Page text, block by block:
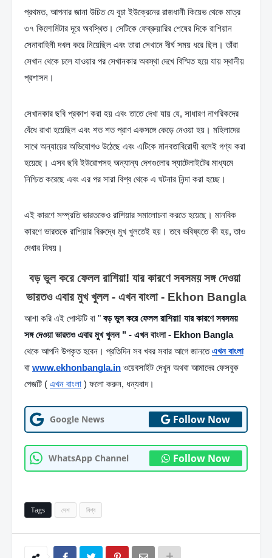
প্রথমত, আপনার জানা উচিত যে বুচা ইউক্রেনের রাজধানী কিয়েভ থেকে মাত্র
৩৭ কিলোমিটার দূরে অবস্থিত। সেটিকে ফেব্রুয়ারির শেষের দিকে রাশিয়ান
সেনাবাহিনী দখল করে নিয়েছিল এবং তারা সেখানে দীর্ঘ সময় ধরে ছিল। তাঁরা
সেখান থেকে চলে যাওয়ার পর সেখানকার অবস্থা দেখে বিস্মিত হয়ে যায় স্থানীয়
প্রশাসন।
সেখানকার ছবি প্রকাশ করা হয় এবং তাতে দেখা যায় যে, সাধারণ নাগরিকদের
বেঁধে রাখা হয়েছিল এবং শত শত প্রাণ একসঙ্গে কেড়ে নেওয়া হয়। মহিলাদের
সাথে অন্যায়ের অভিযোগও উঠেছে এবং এটিকে মানবতাবিরোধী বলেই গণ্য করা
হয়েছে। এসব ছবি ইউরোপসহ অন্যান্য দেশগুলোর স্যাটেলাইটের মাধ্যমে
নিশ্চিত করেছে এবং এর পর সারা বিশ্ব থেকে এ ঘটনার নিন্দা করা হচ্ছে।
এই কারণে সম্প্রতি ভারতকেও রাশিয়ার সমালোচনা করতে হয়েছে। মানবিক
কারণে ভারতকে রাশিয়ার বিরুদ্ধে মুখ খুলতেই হয়। তবে ভবিষ্যতে কী হয়, তাও
দেখার বিষয়।
বড় ভুল করে ফেলল রাশিয়া! যার কারণে সবসময় সঙ্গ দেওয়া
ভারতও এবার মুখ খুলল - এখন বাংলা - Ekhon Bangla
আশা করি এই পোস্টটি বা " বড় ভুল করে ফেলল রাশিয়া! যার কারণে সবসময়
সঙ্গ দেওয়া ভারতও এবার মুখ খুলল " - এখন বাংলা - Ekhon Bangla
থেকে আপনি উপকৃত হবেন। প্রতিদিন সব খবর সবার আগে জানতে এখন বাংলা
বা www.ekhonbangla.in ওয়েবসাইট দেখুন অথবা আমাদের ফেসবুক
পেজটি ( এখন বাংলা ) ফলো করুন, ধন্যবাদ।
Google News Follow Now
WhatsApp Channel Follow Now
Tags দেশ বিশ্ব